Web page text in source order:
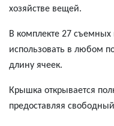
хозяйстве вещей.
В комплекте 27 съемных
использовать в любом
длину ячеек.
Крышка открывается
предоставляя